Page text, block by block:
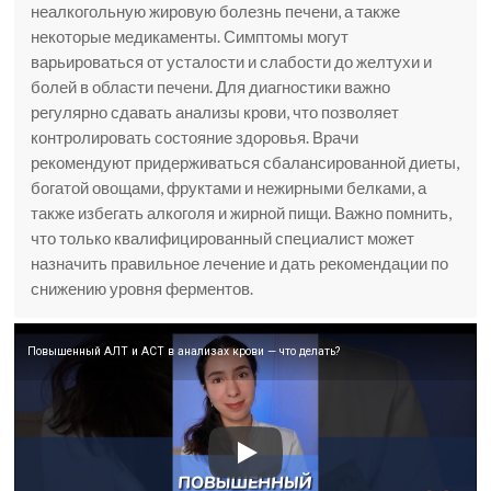
неалкогольную жировую болезнь печени, а также
некоторые медикаменты. Симптомы могут
варьироваться от усталости и слабости до желтухи и
болей в области печени. Для диагностики важно
регулярно сдавать анализы крови, что позволяет
контролировать состояние здоровья. Врачи
рекомендуют придерживаться сбалансированной диеты,
богатой овощами, фруктами и нежирными белками, а
также избегать алкоголя и жирной пищи. Важно помнить,
что только квалифицированный специалист может
назначить правильное лечение и дать рекомендации по
снижению уровня ферментов.
Повышенный АЛТ и АСТ в анализах крови — что делать?